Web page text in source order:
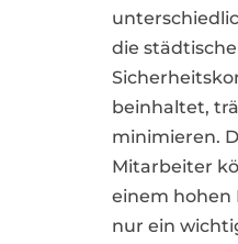
die
beinhaltet,
minimieren.
Mitarbeiter
einem hohen
nur ein